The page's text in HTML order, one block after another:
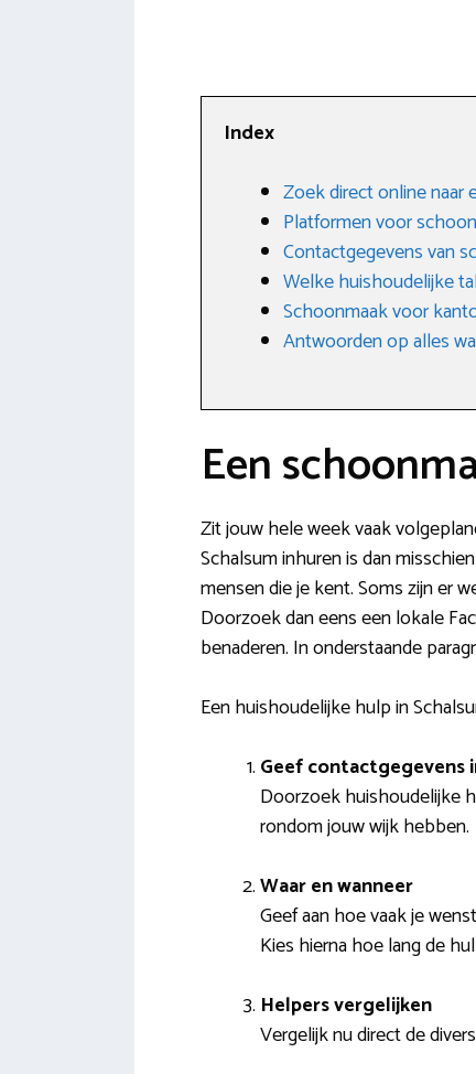
Index
Zoek direct online naar
Platformen voor
Contactgegevens van
Welke huishoudelijke
Schoonmaak voor
Antwoorden op alles
Een
Zit jouw hele week vaak
Schalsum inhuren is dan
mensen die je kent. Soms zijn er
Doorzoek dan eens een lokale
benaderen. In onderstaande
Een huishoudelijke hulp in
Geef contactgegevens
Doorzoek huishoudelijke
rondom jouw wijk hebben.
Waar en wanneer
Geef aan hoe vaak je
Kies hierna hoe lang de
Helpers vergelijken
Vergelijk nu direct de